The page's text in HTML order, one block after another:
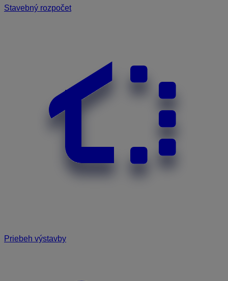
Stavebný rozpočet
Priebeh výstavby